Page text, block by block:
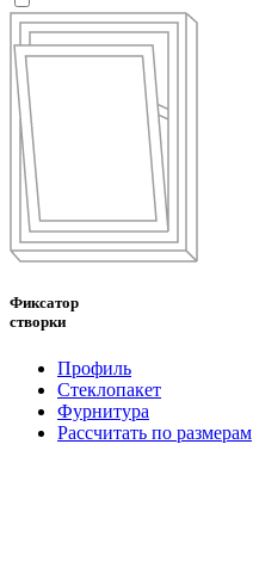
Фиксатор
створки
Профиль
Стеклопакет
Фурнитура
Рассчитать по размерам